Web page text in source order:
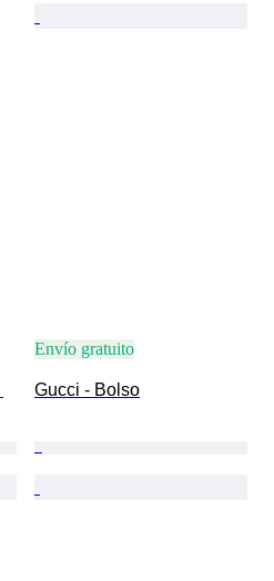
Envío gratuito
Gucci - Bolso